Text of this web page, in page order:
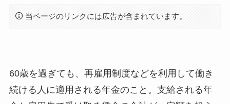
当ページのリンクには広告が含まれています。
60歳を過ぎても、再雇用制度などを利用して働き
続ける人に適用される年金のこと。支給される年